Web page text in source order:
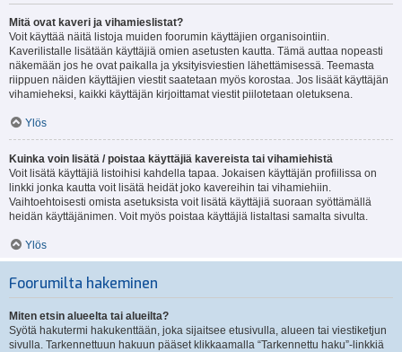
Mitä ovat kaveri ja vihamieslistat?
Voit käyttää näitä listoja muiden foorumin käyttäjien organisointiin.
Kaverilistalle lisätään käyttäjiä omien asetusten kautta. Tämä auttaa nopeasti
näkemään jos he ovat paikalla ja yksityisviestien lähettämisessä. Teemasta
riippuen näiden käyttäjien viestit saatetaan myös korostaa. Jos lisäät käyttäjän
vihamieheksi, kaikki käyttäjän kirjoittamat viestit piilotetaan oletuksena.
Ylös
Kuinka voin lisätä / poistaa käyttäjiä kavereista tai vihamiehistä
Voit lisätä käyttäjiä listoihisi kahdella tapaa. Jokaisen käyttäjän profiilissa on
linkki jonka kautta voit lisätä heidät joko kavereihin tai vihamiehiin.
Vaihtoehtoisesti omista asetuksista voit lisätä käyttäjiä suoraan syöttämällä
heidän käyttäjänimen. Voit myös poistaa käyttäjiä listaltasi samalta sivulta.
Ylös
Foorumilta hakeminen
Miten etsin alueelta tai alueilta?
Syötä hakutermi hakukenttään, joka sijaitsee etusivulla, alueen tai viestiketjun
sivulla. Tarkennettuun hakuun pääset klikkaamalla “Tarkennettu haku”-linkkiä